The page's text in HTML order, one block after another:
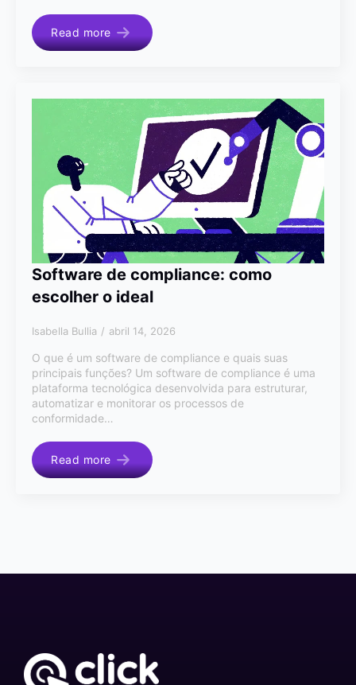
Read more
Software de compliance: como
escolher o ideal
Isabella Bullia abril 14, 2026
O que é um software de compliance e quais suas
principais funções? Um software de compliance é uma
plataforma tecnológica desenvolvida para estruturar,
automatizar e monitorar os processos de
conformidade…
Read more